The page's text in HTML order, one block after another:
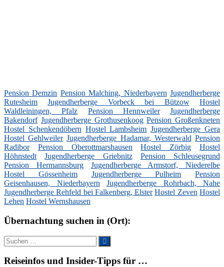
Pension Demzin Pension Malching, Niederbayern Jugendherberge
Rutesheim
Jugendherberge Vorbeck bei Bützow
Hostel
Waldleiningen, Pfalz
Pension Hennweiler
Jugendherberge
Bakendorf Jugendherberge Grothusenkoog Pension Großenkneten
Hostel Schenkendöbern Hostel Lambsheim Jugendherberge Gera
Hostel Gehlweiler Jugendherberge Hadamar, Westerwald Pension
Radibor
Pension Oberottmarshausen Hostel Zörbig
Hostel
Höhnstedt
Jugendherberge Griebnitz
Pension Schleusegrund
Pension Hermannsburg
Jugendherberge Armstorf, Niederelbe
Hostel Gössenheim
Jugendherberge Pulheim
Pension
Geisenhausen, Niederbayern
Jugendherberge Rohrbach, Nahe
Jugendherberge Rehfeld bei Falkenberg, Elster Hostel Zeven Hostel
Lehen Hostel Wernshausen
Übernachtung suchen in (Ort):
Suche
nach:
Suchen
Reiseinfos und Insider-Tipps für …